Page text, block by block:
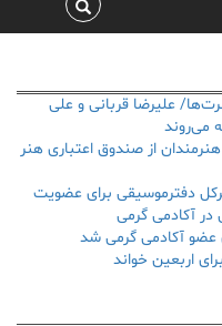
علیرضا قربانی و علی
می‌روند
از صندوق اعتباری هنر
دفترموسیقی برای عضویت
در آکادمی گرمی
عضو آکادمی گرمی شد
اربعین خواند